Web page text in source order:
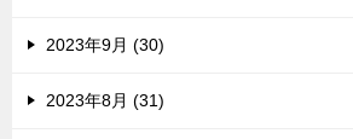
2023年9月 (30)
2023年8月 (31)